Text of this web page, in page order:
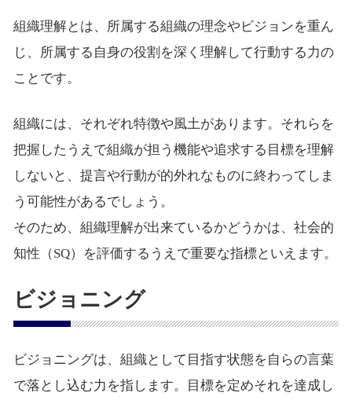
組織理解とは、所属する組織の理念やビジョンを重ん
じ、所属する自身の役割を深く理解して行動する力の
ことです。
組織には、それぞれ特徴や風土があります。それらを
把握したうえで組織が担う機能や追求する目標を理解
しないと、提言や行動が的外れなものに終わってしま
う可能性があるでしょう。
そのため、組織理解が出来ているかどうかは、社会的
知性（SQ）を評価するうえで重要な指標といえます。
ビジョニング
ビジョニングは、組織として目指す状態を自らの言葉
で落とし込む力を指します。目標を定めそれを達成し